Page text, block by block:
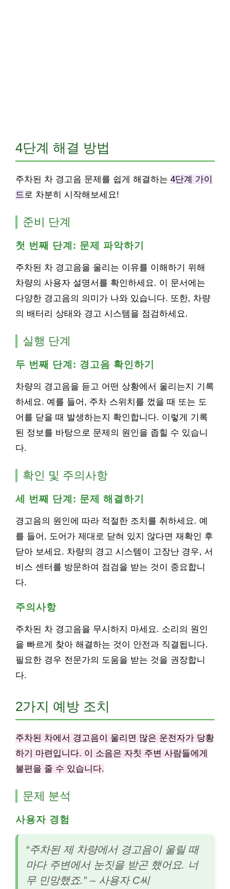
4단계 해결 방법
주차된 차 경고음 문제를 쉽게 해결하는 4단계 가이
드로 차분히 시작해보세요!
준비 단계
첫 번째 단계: 문제 파악하기
주차된 차 경고음을 울리는 이유를 이해하기 위해
차량의 사용자 설명서를 확인하세요. 이 문서에는
다양한 경고음의 의미가 나와 있습니다. 또한, 차량
의 배터리 상태와 경고 시스템을 점검하세요.
실행 단계
두 번째 단계: 경고음 확인하기
차량의 경고음을 듣고 어떤 상황에서 울리는지 기록
하세요. 예를 들어, 주차 스위치를 껐을 때 또는 도
어를 닫을 때 발생하는지 확인합니다. 이렇게 기록
된 정보를 바탕으로 문제의 원인을 좁힐 수 있습니
다.
확인 및 주의사항
세 번째 단계: 문제 해결하기
경고음의 원인에 따라 적절한 조치를 취하세요. 예
를 들어, 도어가 제대로 닫혀 있지 않다면 재확인 후
닫아 보세요. 차량의 경고 시스템이 고장난 경우, 서
비스 센터를 방문하여 점검을 받는 것이 중요합니
다.
주의사항
주차된 차 경고음을 무시하지 마세요. 소리의 원인
을 빠르게 찾아 해결하는 것이 안전과 직결됩니다.
필요한 경우 전문가의 도움을 받는 것을 권장합니
다.
2가지 예방 조치
주차된 차에서 경고음이 울리면 많은 운전자가 당황
하기 마련입니다. 이 소음은 자칫 주변 사람들에게
불편을 줄 수 있습니다.
문제 분석
사용자 경험
“주차된 제 차량에서 경고음이 울릴 때
마다 주변에서 눈짓을 받곤 했어요. 너
무 민망했죠.” – 사용자 C씨